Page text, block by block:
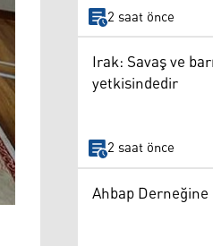
2 saat önce
Irak: Savaş ve
yetkisindedir
2 saat önce
Ahbap